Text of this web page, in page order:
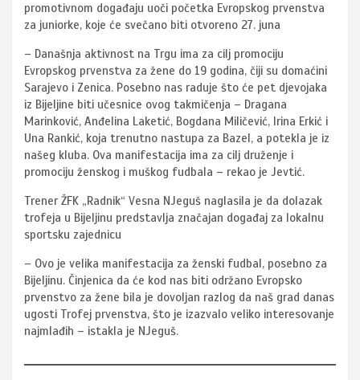
promotivnom događaju uoči početka Evropskog prvenstva
za juniorke, koje će svečano biti otvoreno 27. juna
– Današnja aktivnost na Trgu ima za cilj promociju
Evropskog prvenstva za žene do 19 godina, čiji su domaćini
Sarajevo i Zenica. Posebno nas raduje što će pet djevojaka
iz Bijeljine biti učesnice ovog takmičenja – Dragana
Marinković, Anđelina Laketić, Bogdana Miličević, Irina Erkić i
Una Rankić, koja trenutno nastupa za Bazel, a potekla je iz
našeg kluba. Ova manifestacija ima za cilj druženje i
promociju ženskog i muškog fudbala – rekao je Jevtić.
Trener ŽFK „Radnik“ Vesna NJeguš naglasila je da dolazak
trofeja u Bijeljinu predstavlja značajan događaj za lokalnu
sportsku zajednicu
– Ovo je velika manifestacija za ženski fudbal, posebno za
Bijeljinu. Činjenica da će kod nas biti održano Evropsko
prvenstvo za žene bila je dovoljan razlog da naš grad danas
ugosti Trofej prvenstva, što je izazvalo veliko interesovanje
najmlađih – istakla je NJeguš.